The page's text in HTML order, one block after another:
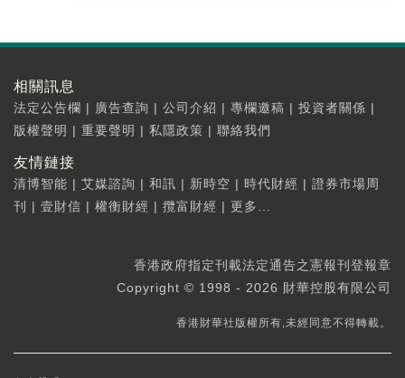
相關訊息
法定公告欄 | 廣告查詢 | 公司介紹 | 專欄邀稿 | 投資者關係 |
版權聲明 | 重要聲明 | 私隱政策 | 聯絡我們
友情鏈接
清博智能 | 艾媒諮詢 | 和訊 | 新時空 | 時代財經 | 證券市場周
刊
| 壹財信 | 權衡財經 | 攬富財經 | 更多...
香港政府指定刊載法定通告之憲報刊登報章
Copyright © 1998 - 2026 財華控股有限公司
香港財華社版權所有,未經同意不得轉載。